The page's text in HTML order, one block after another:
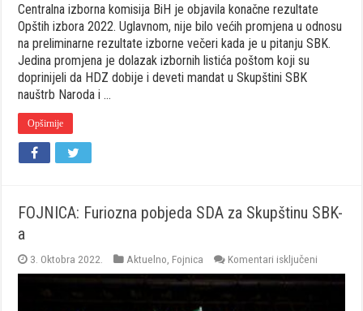
Centralna izborna komisija BiH je objavila konačne rezultate
Opštih izbora 2022. Uglavnom, nije bilo većih promjena u odnosu
na preliminarne rezultate izborne večeri kada je u pitanju SBK.
Jedina promjena je dolazak izbornih listića poštom koji su
doprinijeli da HDZ dobije i deveti mandat u Skupštini SBK
nauštrb Naroda i …
Opširnije
FOJNICA: Furiozna pobjeda SDA za Skupštinu SBK-
a
3. Oktobra 2022. Aktuelno Fojnica Komentari isključeni
FOJNICA:
Furiozna